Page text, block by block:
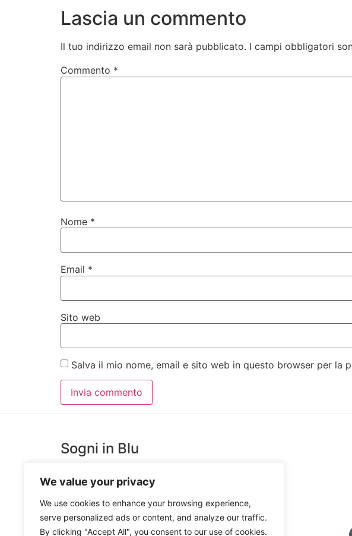
We value your privacy
We use cookies to enhance your browsing experience,
serve personalized ads or content, and analyze our traffic.
By clicking "Accept All", you consent to our use of cookies.
Lascia un commento
Il tuo indirizzo email non sarà pubblicato. I campi obbligatori
Commento *
Nome *
Email *
Sito web
Salva il mio nome, email e sito web in questo browser per la
Sogni in Blu
SognInblu è un Laboratorio Creativo, costruito per
favorire l’estro e la creatività di giovani artisti messinesi,
che trova espressione nella Produzione e Decorazione di
Ceramiche Artigianali e nella realizzazione di Oggetti unici